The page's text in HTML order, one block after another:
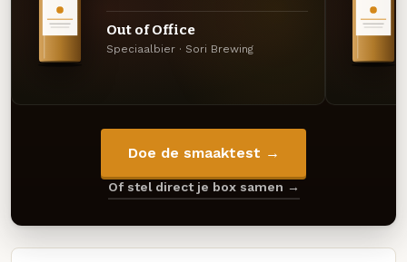
Out of Office
Speciaalbier · Sori Brewing
Doe de smaaktest →
Of stel direct je box samen →